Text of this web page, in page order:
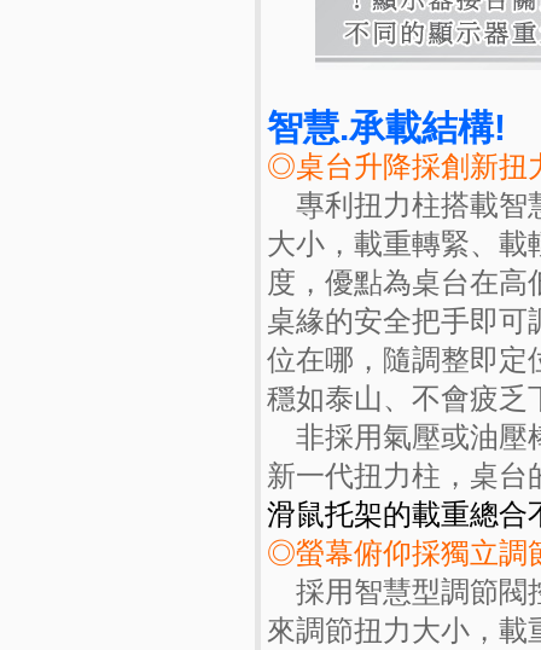
智慧.承載結構!
◎桌台升降採創新扭
專利扭力柱搭載智
大小，載重轉緊、載
度，優點為桌台在
桌緣的安全把手即可
位在哪，隨調整即定
穩如泰山、不會疲乏
非採用氣壓或油壓
新一代扭力柱，桌台
滑鼠托架的載重總合
◎螢幕俯仰採獨立調
採用智慧型調節閥
來調節扭力大小，載